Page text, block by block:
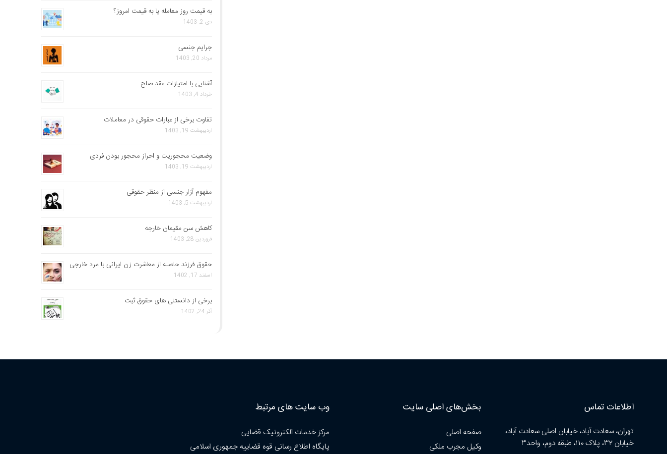
به قیمت روز معامله یا به قیمت امروز؟
دی 2, 1403
جرایم جنسی
مرداد 20, 1403
آشنایی با امتیازات عقد صلح
خرداد 4, 1403
تفاوت برخی از عبارات حقوقی در معاملات
اردیبهشت 19, 1403
وضعیت محجوریت و احراز محجور بودن فردی
اردیبهشت 19, 1403
مفهوم آزار جنسی از منظر حقوقی
اردیبهشت 5, 1403
کاهش سن مقیمان خارجه
فروردین 28, 1403
حقوق فرزند حاصله از معاشرت زن ایرانی با مرد خارجی
اسفند 17, 1402
برخی از دانستنی های حقوق ثبت
آذر 24, 1402
اطلاعات تماس
تهران، سعادت آباد، خیابان اصلی سعادت آباد،
خیابان ۳۲، پلاک ۱۱۰، طبقه دوم، واحد۳
بخش‌های اصلی سایت
صفحه اصلی
وکیل مجرب ملکی
وب سایت های مرتبط
مرکز خدمات الکترونیک قضایی
پایگاه اطلاع رسانی قوه قضاییه جمهوری اسلامی